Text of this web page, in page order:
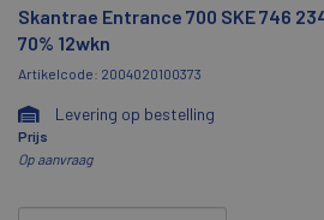
Skantrae Entrance 700 SKE 746
70% 12wkn
Artikelcode: 2004020100373
Levering op bestelling
Prijs
Op aanvraag